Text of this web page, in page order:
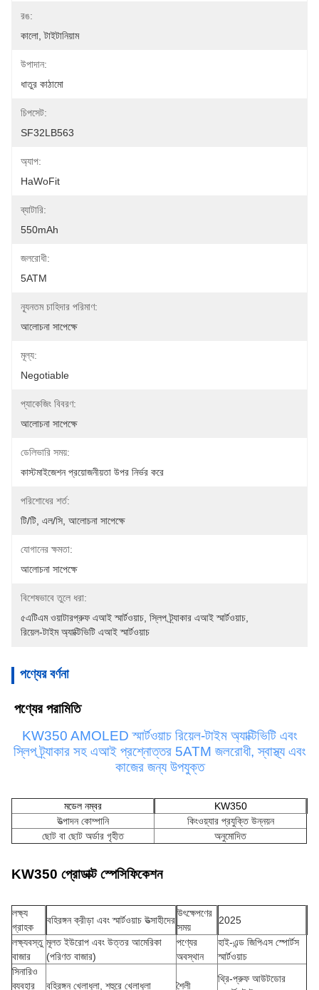
রঙ:
কালো, টাইটানিয়াম
উপাদান:
ধাতুর কাঠামো
চিপসেট:
SF32LB563
অ্যাপ:
HaWoFit
ব্যাটারি:
550mAh
জলরোধী:
5ATM
ন্যূনতম চাহিদার পরিমাণ:
আলোচনা সাপেক্ষে
মূল্য:
Negotiable
প্যাকেজিং বিবরণ:
আলোচনা সাপেক্ষে
ডেলিভারি সময়:
কাস্টমাইজেশন প্রয়োজনীয়তা উপর নির্ভর করে
পরিশোধের শর্ত:
টি/টি, এল/সি, আলোচনা সাপেক্ষে
যোগানের ক্ষমতা:
আলোচনা সাপেক্ষে
বিশেষভাবে তুলে ধরা:
৫এটিএম ওয়াটারপ্রুফ এআই স্মার্টওয়াচ স্লিপ ট্র্যাকার এআই স্মার্টওয়াচ
রিয়েল-টাইম অ্যাক্টিভিটি এআই স্মার্টওয়াচ
পণ্যের বর্ণনা
পণ্যের পরামিতি
KW350 AMOLED স্মার্টওয়াচ রিয়েল-টাইম অ্যাক্টিভিটি এবং
স্লিপ ট্র্যাকার সহ এআই প্রশ্নোত্তর 5ATM জলরোধী, স্বাস্থ্য এবং
কাজের জন্য উপযুক্ত
মডেল নম্বর
KW350
উত্পাদন কোম্পানি
কিংওয়্যার প্রযুক্তি উন্নয়ন
ছোট বা ছোট অর্ডার গৃহীত
অনুমোদিত
KW350 প্রোডাক্ট স্পেসিফিকেশন
লক্ষ্য
গ্রাহক
বহিরঙ্গন ক্রীড়া এবং স্মার্টওয়াচ উত্সাহীদের
উৎক্ষেপণের
সময়
2025
লক্ষ্যবস্তু
বাজার
মূলত ইউরোপ এবং উত্তর আমেরিকা
(পরিণত বাজার)
পণ্যের
অবস্থান
হাই-এন্ড জিপিএস স্পোর্টস
স্মার্টওয়াচ
সিনারিও
ব্যবহার
বহিরঙ্গন খেলাধুলা, শহুরে খেলাধুলা শৈলী
থ্রি-প্রুফ আউটডোর